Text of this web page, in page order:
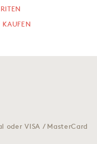
oder VISA / MasterCard